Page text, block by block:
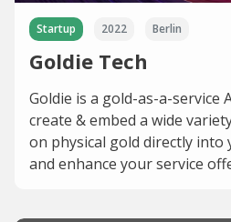
Startup 2022 Berlin
Goldie Tech
Goldie is a gold-as-a-service
create & embed a wide
on physical gold directly into
and enhance your service